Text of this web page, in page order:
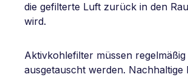
die gefilterte Luft zurück in den
wird.
Aktivkohlefilter müssen regelmäßig
ausgetauscht werden. Nachhaltige